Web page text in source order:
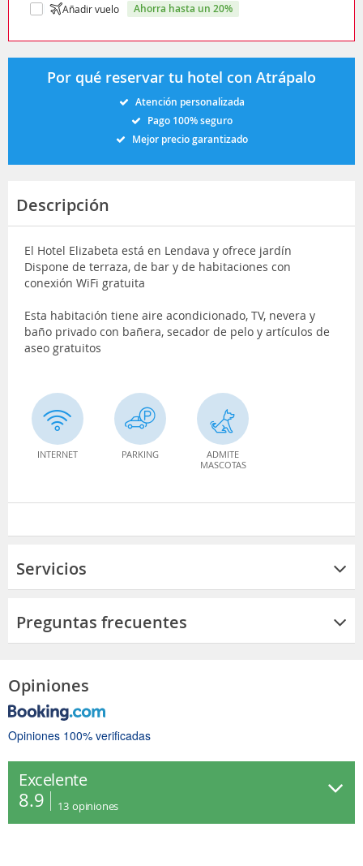
Añadir vuelo ahorra hasta un 20%
Por qué reservar tu hotel con Atrápalo
Atención personalizada
Pago 100% seguro
Mejor precio garantizado
Descripción
El Hotel Elizabeta está en Lendava y ofrece jardín
Dispone de terraza, de bar y de habitaciones con
conexión WiFi gratuita
Esta habitación tiene aire acondicionado, TV, nevera y
baño privado con bañera, secador de pelo y artículos de
aseo gratuitos
INTERNET PARKING
ADMITE
MASCOTAS
Servicios
Preguntas frecuentes
Opiniones
Opiniones 100% verificadas
Excelente
8.9 13 opiniones